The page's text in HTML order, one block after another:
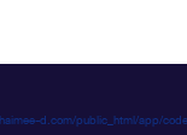
d.com/public_html/